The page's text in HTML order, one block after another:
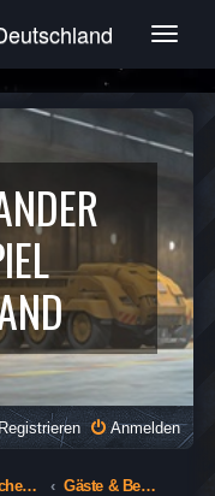
T
g
e
v
g
a
t
i
o
n
Anmelden
Öffentlicher Bereich Gäste & Besucher